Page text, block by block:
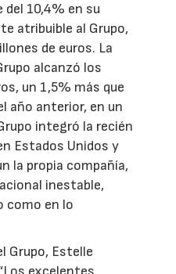
del 10,4% en su
atribuible al Grupo,
de euros. La
alcanzó los
un 1,5% más que
año anterior, en un
integró la recién
Estados Unidos y
la propia compañía,
inestable,
como en lo
Grupo, Estelle